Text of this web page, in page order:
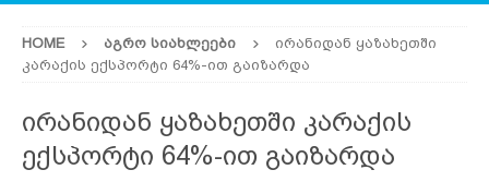
HOME ᲐᲒᲠᲝ ᲡᲘᲐᲮᲚᲔᲔᲑᲘ
ირანიდან ყაზახეთში
კარაქის ექსპორტი 64%-ით გაიზარდა
ირანიდან ყაზახეთში კარაქის
ექსპორტი 64%-ით გაიზარდა